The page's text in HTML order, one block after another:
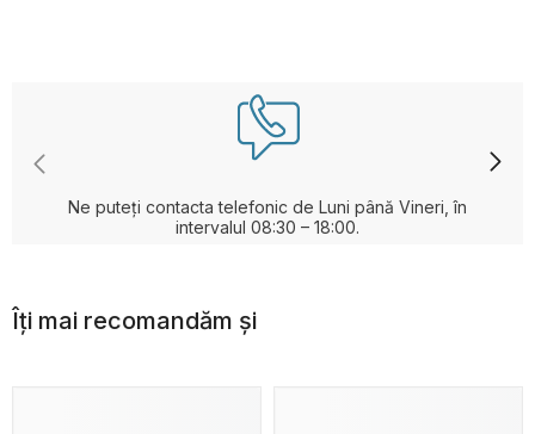
Ne puteți contacta telefonic de Luni până Vineri, în
intervalul 08:30 – 18:00.
Îți mai recomandăm și